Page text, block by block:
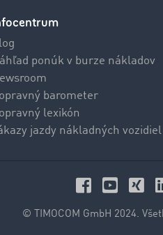
ponúk v burze nákladov
barometer
lexikón
jazdy nákladných vozidiel
© TIMOCOM GmbH 2024.